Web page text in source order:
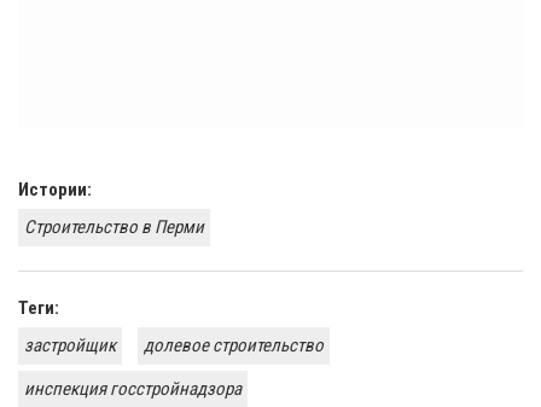
Истории:
Строительство в Перми
Теги:
застройщик
долевое строительство
инспекция госстройнадзора